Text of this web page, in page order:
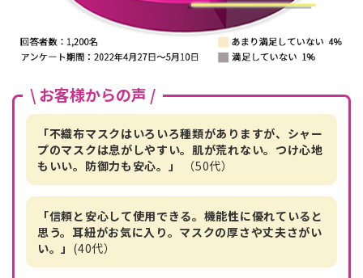
\ お客様からの声 /
「不織布マスクはいろいろ種類がありますが、シャー
プのマスクは息がしやすい。肌が荒れない。つけ心地
もいい。防御力も安心。」
（50代）
「信頼と安心して使用できる。機能性に優れていると
思う。耳紐がお気に入り。マスクの厚さや丈夫さがい
い。」 (40代）